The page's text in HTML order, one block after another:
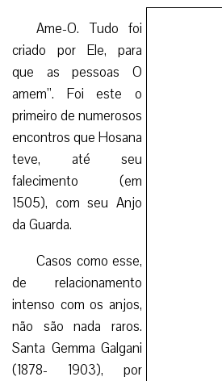
Ame-O. Tudo foi
criado por Ele, para
que as pessoas O
amem”. Foi este o
primeiro de numerosos
encontros que Hosana
teve, até seu
falecimento (em
1505), com seu Anjo
da Guarda.
Casos como esse,
de relacionamento
intenso com os anjos,
não são nada raros.
Santa Gemma Galgani
(1878- 1903), por